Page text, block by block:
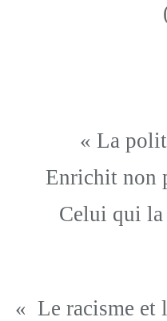
« La
Enrichit non
Celui qui la
« Le racisme et